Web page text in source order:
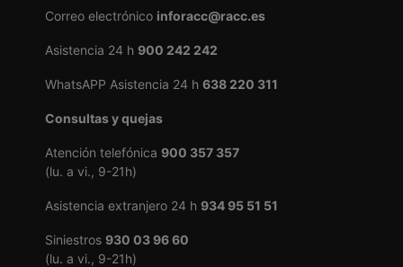
Correo electrónico inforacc@racc.es
Asistencia 24 h 900 242 242
WhatsAPP Asistencia 24 h 638 220 311
Consultas y quejas
Atención telefónica 900 357 357
(lu. a vi., 9-21h)
Asistencia extranjero 24 h 934 95 51 51
Siniestros 930 03 96 60
(lu. a vi., 9-21h)